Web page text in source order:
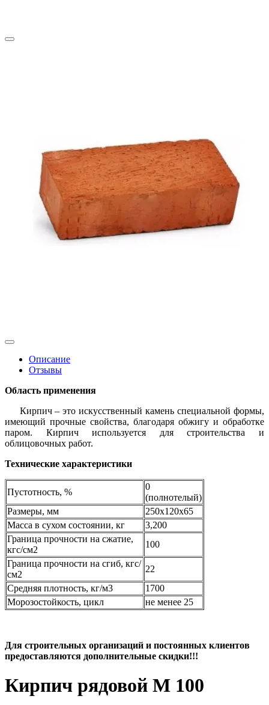
Описание
Отзывы
Область применения
Кирпич – это искусственный камень специальной формы,
имеющий прочные свойства, благодаря обжигу и обработке
паром. Кирпич используется для строительства и
облицовочных работ.
Технические характеристики
Пустотность, %
0
(полнотелый)
Размеры, мм
250х120х65
Масса в сухом состоянии, кг
3,200
Граница прочности на сжатие,
кгс/см2
100
Граница прочности на сгиб, кгс/
см2
22
Средняя плотность, кг/м3
1700
Морозостойкость, цикл
не менее 25
Для строительных организаций и постоянных клиентов
предоставляются дополнительные скидки!!!
Кирпич рядовой М 100